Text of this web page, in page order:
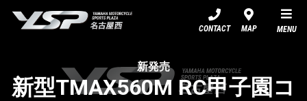
CONTACT MAP MENU
新発売
新型TMAX560M RC甲子園コ